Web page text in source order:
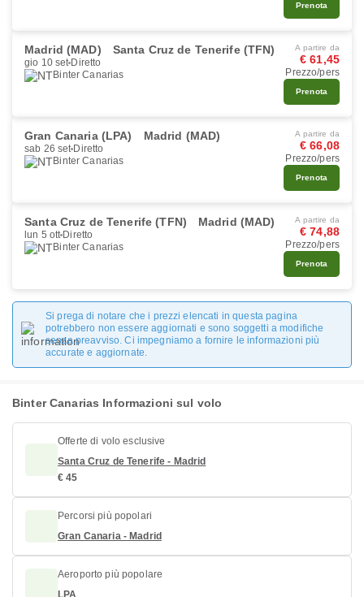
Prenota
Madrid (MAD) Santa Cruz de Tenerife (TFN)
gio 10 set Diretto
Binter Canarias
A partire da
€ 61,45
Prezzo/pers
Prenota
Gran Canaria (LPA) Madrid (MAD)
sab 26 set Diretto
Binter Canarias
A partire da
€ 66,08
Prezzo/pers
Prenota
Santa Cruz de Tenerife (TFN) Madrid (MAD)
lun 5 ott Diretto
Binter Canarias
A partire da
€ 74,88
Prezzo/pers
Prenota
Si prega di notare che i prezzi elencati in questa pagina
potrebbero non essere aggiornati e sono soggetti a modifiche
senza preavviso. Ci impegniamo a fornire le informazioni più
accurate e aggiornate.
Binter Canarias Informazioni sul volo
Offerte di volo esclusive
Santa Cruz de Tenerife - Madrid
€ 45
Percorsi più popolari
Gran Canaria - Madrid
Aeroporto più popolare
LPA